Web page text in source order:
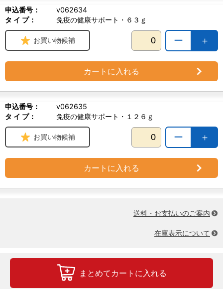
申込番号：
v062634
タ イ プ：
免疫の健康サポート・６３ｇ
＋
ー
お買い物候補
カートに入れる
申込番号：
v062635
タ イ プ：
免疫の健康サポート・１２６ｇ
＋
ー
お買い物候補
カートに入れる
送料・お支払いのご案内
在庫表示について
まとめてカートに入れる